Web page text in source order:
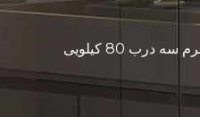
درب کشویی آویز کمد بسته نرم سه درب 80 کیلویی